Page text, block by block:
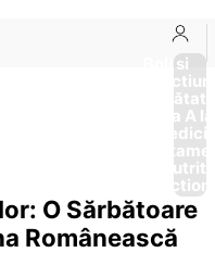
Boli si
Afectiuni
Sănătate
de la A
O Sărbătoare
Românească